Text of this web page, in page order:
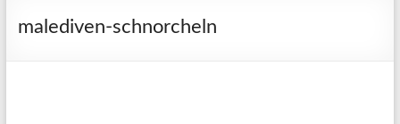
Arikel
zum
malediven-schnorcheln